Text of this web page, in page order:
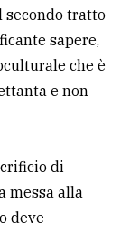
tratto
sapere,
che è
e non
di
messa alla
deve